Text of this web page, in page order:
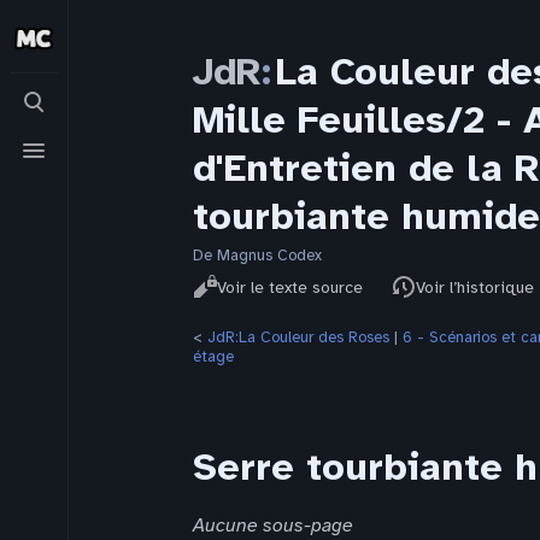
Basculer
recherche
Basculer
le
JdR:La Couleur
Mille Feuilles/2 -
d'Entretien de la
tourbiante humide
De Magnus Codex
Affichages
LireVoir le texte source Voir l’historique
< JdR:La Couleur des Roses ‎ | 6 - Scénarios et
étage
Serre tourbiante
Aucune sous-page